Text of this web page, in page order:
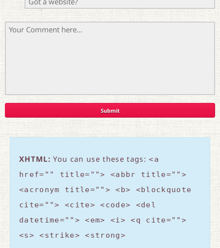
XHTML: You can use these tags:<a
href="" title=""> <abbr title="">
<acronym title=""> <b> <blockquote
cite=""> <cite> <code> <del
datetime=""> <em> <i> <q cite="">
<s> <strike> <strong>